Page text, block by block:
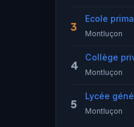
3
Ecole
Montluçon
4
Collège
Montluçon
5
Lycée
Montluçon